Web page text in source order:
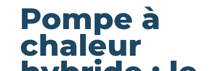
Pompe à
chaleur